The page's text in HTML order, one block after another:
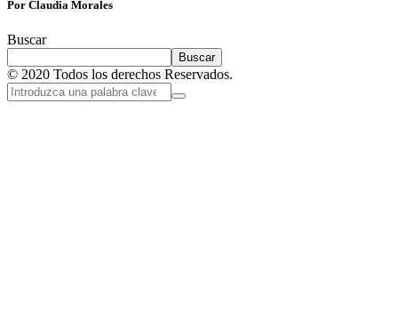
Por Claudia Morales
Buscar
Buscar
© 2020 Todos los derechos Reservados.